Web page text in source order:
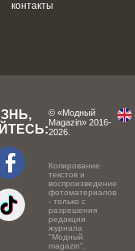
контакты
© «Модный
Magazin» 2016-
2026.
Копирование
текстов и
воспроизведение
фотоматериалов
- только с
разрешения
редакции
журнала
"Модный
magazin".